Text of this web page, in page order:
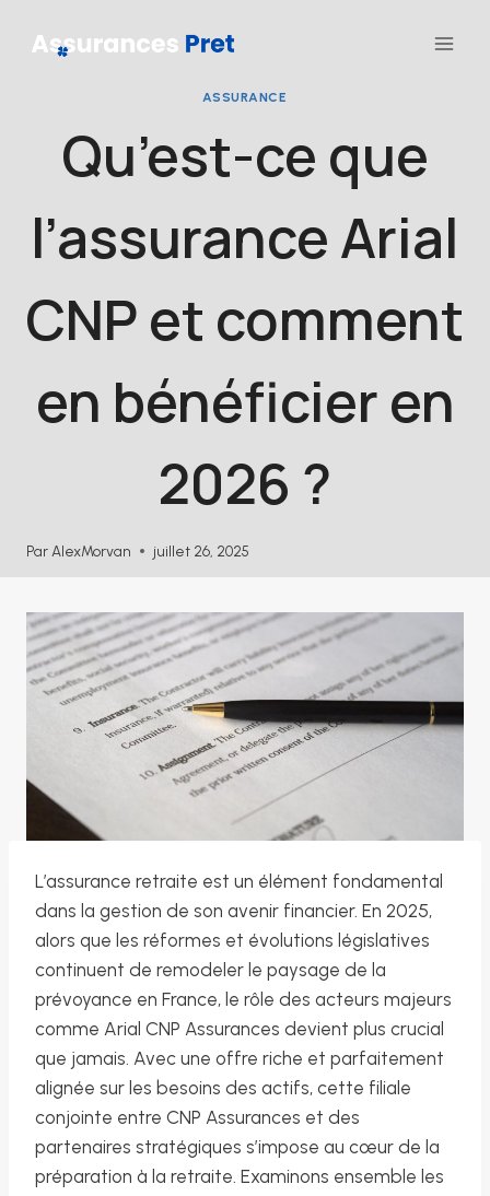
ASSURANCE
Qu’est-ce que
l’assurance Arial
CNP et comment
en bénéficier en
2026 ?
Par AlexMorvan juillet 26, 2025
L’assurance retraite est un élément fondamental
dans la gestion de son avenir financier. En 2025,
alors que les réformes et évolutions législatives
continuent de remodeler le paysage de la
prévoyance en France, le rôle des acteurs majeurs
comme Arial CNP Assurances devient plus crucial
que jamais. Avec une offre riche et parfaitement
alignée sur les besoins des actifs, cette filiale
conjointe entre CNP Assurances et des
partenaires stratégiques s’impose au cœur de la
préparation à la retraite. Examinons ensemble les